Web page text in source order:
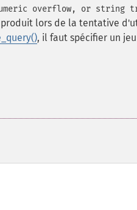
overflow, or string
lors de la tentative
, il faut spécifier un